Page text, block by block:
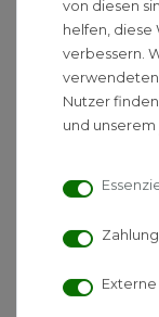
womit sich
Der
indem man
445 mm).
wichtig für
an das
von diesen
helfen, diese
verbessern.
verwendeten
Nutzer
und unserem